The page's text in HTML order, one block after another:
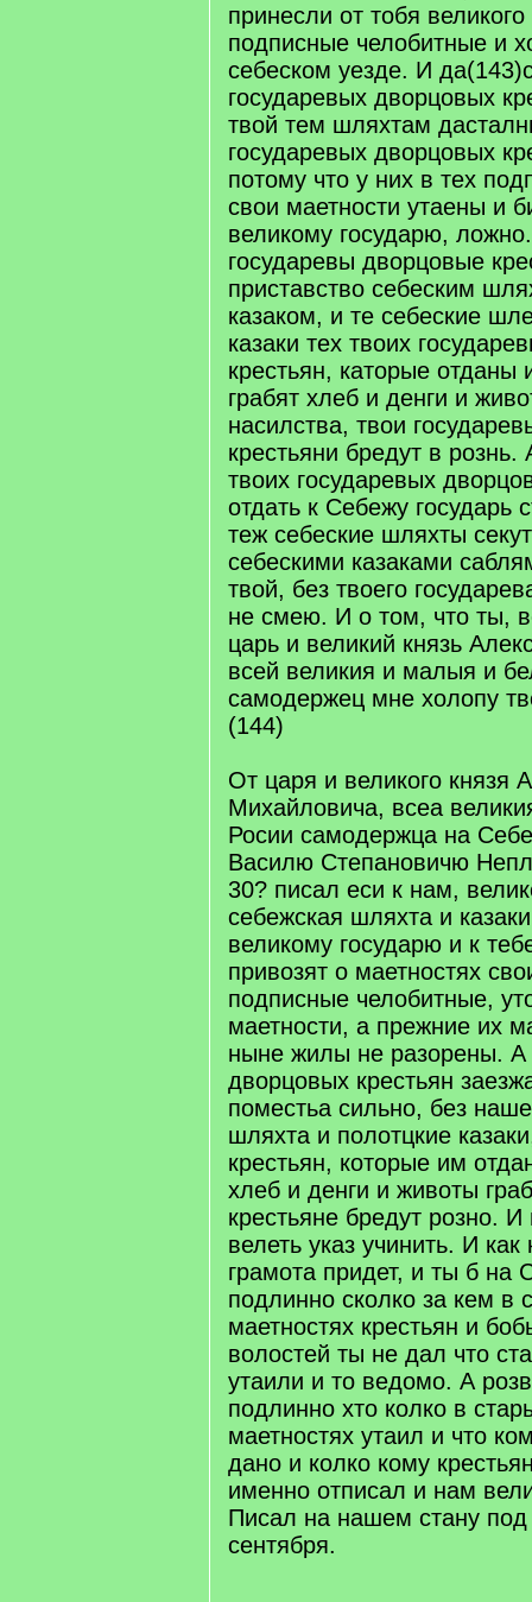
принесли от тобя великого
подписные челобитные и
себеском уезде. И
государевых дворцовых
твой тем шляхтам
государевых дворцовых
потому что у них в тех
свои маетности утаены и
великому государю,
государевы дворцовые
приставство себеским
казаком, и те себеские
казаки тех твоих
крестьян, каторые отданы
грабят хлеб и денги и
насилства, твои
крестьяни бредут в рознь.
твоих государевых
отдать к Себежу государь
теж себеские шляхты
себескими казаками
твой, без твоего
не смею. И о том, что ты,
царь и великий князь
всей великия и малыя и
самодержец мне холопу
(144)
От царя и великого князя
Михайловича, всеа
Росии самодержца на
Василю Степановичю
30? писал еси к нам,
себежская шляхта и
великому государю и к
привозят о маетностях
подписные челобитные,
маетности, а прежние их
ныне жилы не разорены.
дворцовых крестьян
поместьа сильно, без
шляхта и полотцкие
крестьян, которые им
хлеб и денги и животы
крестьяне бредут розно.
велеть указ учинить. И
грамота придет, и ты б на
подлинно сколко за кем в
маетностях крестьян и
волостей ты не дал что
утаили и то ведомо. А
подлинно хто колко в
маетностях утаил и что
дано и колко кому
именно отписал и нам
Писал на нашем стану
сентября.